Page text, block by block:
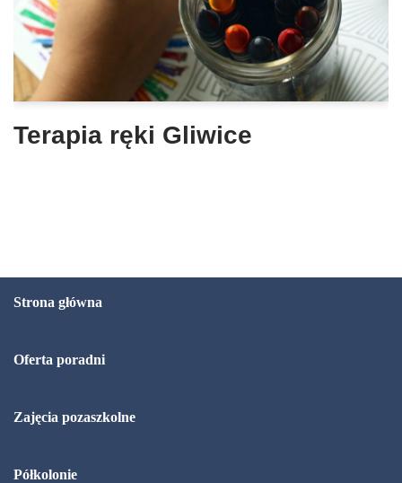
Terapia ręki Gliwice
Strona główna
Oferta poradni
Zajęcia pozaszkolne
Półkolonie